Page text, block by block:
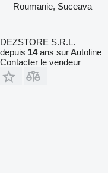
Roumanie, Suceava
DEZSTORE S.R.L.
depuis 14ans sur Autoline
Contacter le vendeur